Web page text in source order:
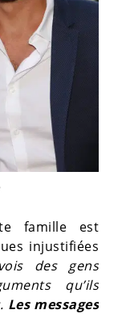
famille est
injustifiées
des gens
qu’ils
Les messages